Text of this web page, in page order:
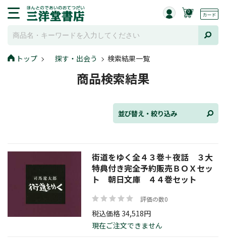
0
トップ 探す・出会う 検索結果一覧
商品検索結果
並び替え・絞り込み
並び替え
在庫状況
街道をゆく全４３巻＋夜話 ３大
特典付き完全予約販売ＢＯＸセッ
ト 朝日文庫 ４４巻セット
評価の数0
税込価格 34,518円
現在ご注文できません